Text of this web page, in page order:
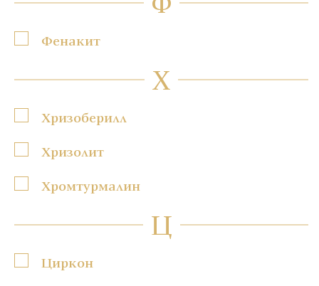
Фенакит
Х
Хризоберилл
Хризолит
Хромтурмалин
Ц
Циркон